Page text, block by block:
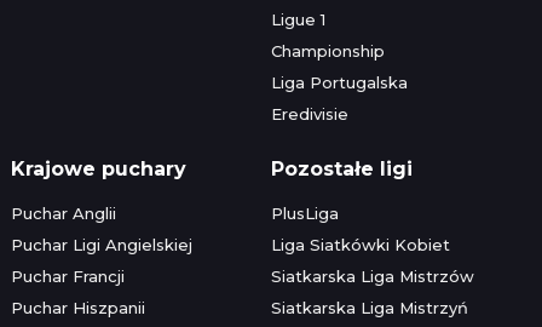
Ligue 1
Championship
Liga Portugalska
Eredivisie
Krajowe puchary
Puchar Anglii
Puchar Ligi Angielskiej
Puchar Francji
Puchar Hiszpanii
Pozostałe ligi
PlusLiga
Liga Siatkówki Kobiet
Siatkarska Liga Mistrzów
Siatkarska Liga Mistrzyń